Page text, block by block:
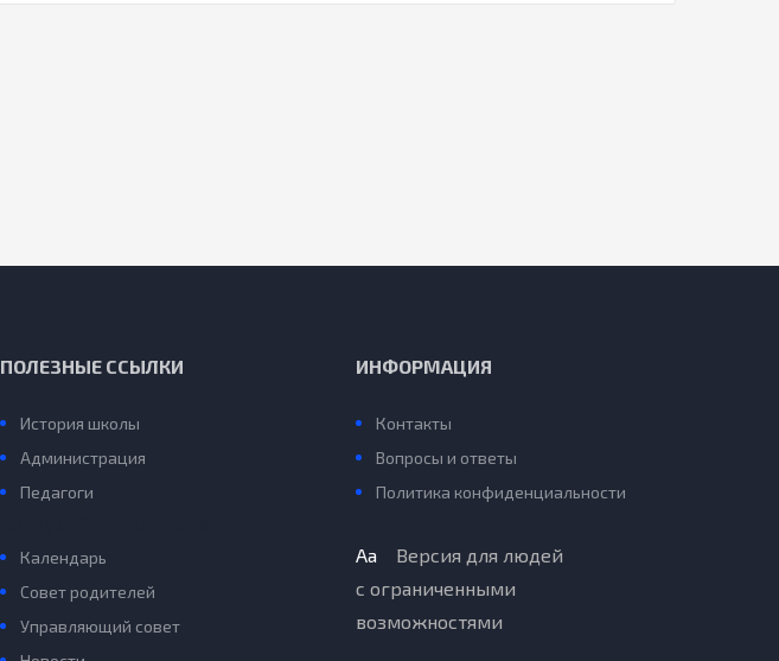
ПОЛЕЗНЫЕ ССЫЛКИ
История школы
Администрация
Педагоги
Календарь
Совет родителей
Управляющий совет
ИНФОРМАЦИЯ
Контакты
Вопросы и ответы
Политика конфиденциальности
Aa Версия для людей
с ограниченными
возможностями